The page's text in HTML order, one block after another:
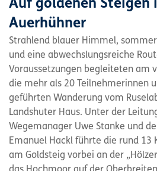
Auf goldenen Steigen
Auerhühner
Strahlend blauer Himmel,
und eine abwechslungsreiche
Voraussetzungen begleiteten am
die mehr als 20 Teilnehmerinnen
geführten Wanderung vom
Landshuter Haus. Unter der
Wegemanager Uwe Stanke und
Emanuel Hackl führte die rund 13
am Goldsteig vorbei an der